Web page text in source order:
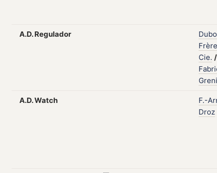
A.D. Regulador
Cie. /
A.D. Watch
F.-
Droz